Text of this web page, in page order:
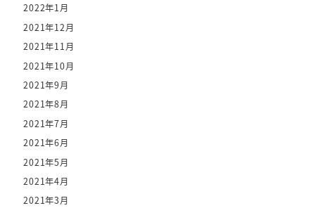
2022年1月
2021年12月
2021年11月
2021年10月
2021年9月
2021年8月
2021年7月
2021年6月
2021年5月
2021年4月
2021年3月